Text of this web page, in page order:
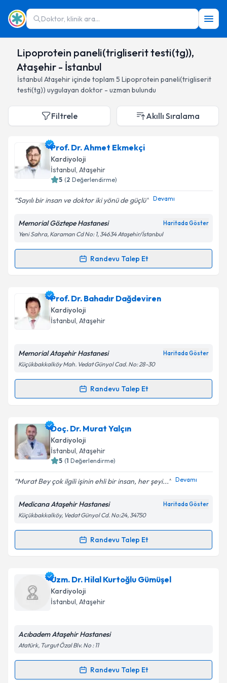
Doktor, klinik ara...
Lipoprotein paneli(trigliserit testi(tg)),
Ataşehir - İstanbul
İstanbul Ataşehiriçinde toplam 5 Lipoprotein paneli(trigliserit
testi(tg)) uygulayan doktor - uzman bulundu
Filtrele Akıllı Sıralama
Prof. Dr. Ahmet Ekmekçi
Kardiyoloji
İstanbul, Ataşehir
5 (2 Değerlendirme)
Sayılı bir insan ve doktor iki yönü de güçlü Devamı
Memorial Göztepe Hastanesi Haritada Göster
Yeni Sahra, Karaman Cd No: 1, 34634 Ataşehir/İstanbul
Randevu Talep Et
Randevu Takvimi Talebi
Prof. Dr. Ahmet Ekmekçiiçin randevu takvimi talebi
oluşturun. Size bu uzmandan randevu almanız için bir
takvim hazırlandığında e-posta ile bilgilendireceğiz.
Kişisel verilerimin işlenmesine ilişkin
Metni'ni okudum ve kişisel verilerimin belirtilen
Takvim Talebini Gönder
Prof. Dr. Bahadır Dağdeviren
Kardiyoloji
İstanbul, Ataşehir
Memorial Ataşehir Hastanesi Haritada Göster
Küçükbakkalköy Mah. Vedat Günyol Cad. No: 28-30
Randevu Talep Et
Randevu Takvimi Talebi
Prof. Dr. Bahadır Dağdeviren
talebi oluşturun. Size bu uzmandan randevu almanız
için bir takvim hazırlandığında e-posta ile
bilgilendireceğiz.
E-posta Adresiniz
Kişisel verilerimin işlenmesine ilişkinAydınlatma
'ni okudum ve kişisel verilerimin belirtilen
kapsamda işlenmesini kabul ediyorum.
Takvim Talebini Gönder
Doç. Dr. Murat Yalçın
Kardiyoloji
İstanbul, Ataşehir
5 (1 Değerlendirme)
Murat Bey çok ilgili işinin ehli bir insan, her şeyi... Devamı
Medicana Ataşehir Hastanesi Haritada Göster
Küçükbakkalköy, Vedat Günyol Cd. No:24, 34750
Randevu Talep Et
Randevu Takvimi Talebi
Doç. Dr. Murat Yalçıniçin randevu takvimi talebi
oluşturun. Size bu uzmandan randevu almanız için bir
takvim hazırlandığında e-posta ile bilgilendireceğiz.
Kişisel verilerimin işlenmesine ilişkin
Metni'ni okudum ve kişisel verilerimin belirtilen
Uzm. Dr. Hilal Kurtoğlu Gümüşel
Kardiyoloji
İstanbul, Ataşehir
Acıbadem Ataşehir Hastanesi
Atatürk, Turgut Özal Blv. No : 11
Randevu Talep Et
Randevu Takvimi Talebi